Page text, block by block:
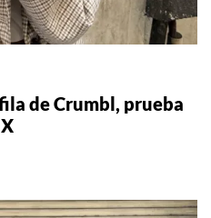
de Crumbl, prueba